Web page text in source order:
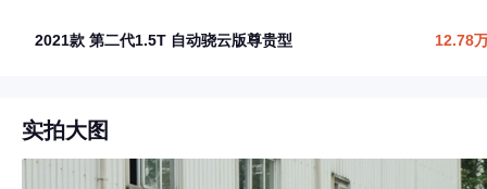
2021款 第二代1.5T 自动骁云版尊贵型 12.78
实拍大图